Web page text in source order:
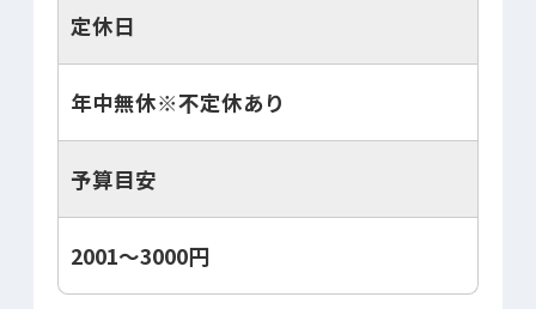
定休日
年中無休※不定休あり
予算目安
2001～3000円